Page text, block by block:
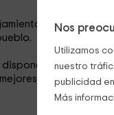
Nos
Utilizamos
nuestro
publicidad
Más
en el quevas
dispone de espacio
vacaciones: